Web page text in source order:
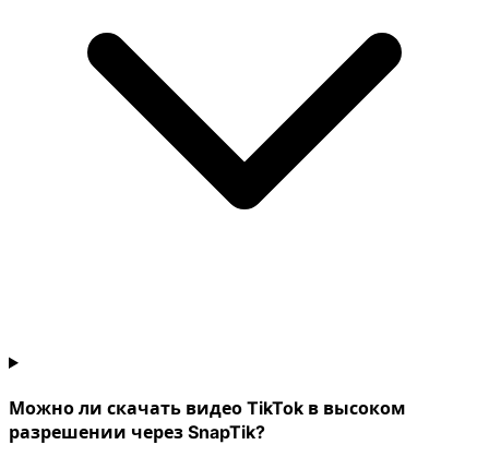
Можно ли скачать видео TikTok в высоком
разрешении через SnapTik?